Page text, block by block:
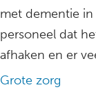
met dementie
personeel dat
afhaken en er
Grote zorg